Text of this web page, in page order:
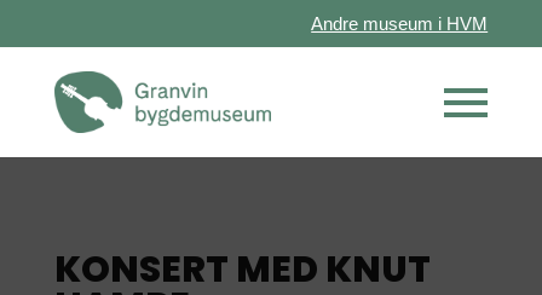
Andre museum i HVM
KONSERT MED KNUT